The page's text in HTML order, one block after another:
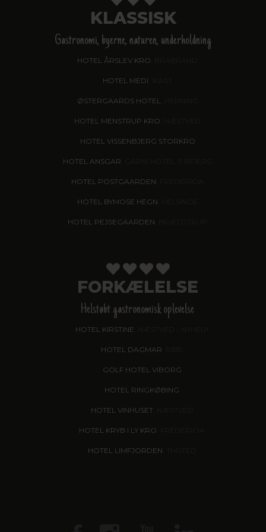
KLASSISK
Gastronomi, byerne, naturen, underholdning
HOTEL ÅRSLEV KRO
HOTEL MEDI
ØSTERGAARDS HOTEL, HERNING
HOTEL MENSTRUP KRO
HOTEL VISSENBJERG STORKRO
HOTEL ANSGAR
HOTEL POSTGAARDEN
HOTEL BYMOSE HEGN
HOTEL PEJSEGAARDEN
FORKÆLELSE
Helstøbt gastronomisk oplevelse
HOTEL KIRSTINE
HOTEL DAGMAR
GOLF HOTEL VIBORG
HOTEL RINGKØBING
HOTEL VINHUSET, NÆSTVED
HOTEL KRYB I LY KRO
HOTEL LIMFJORDEN